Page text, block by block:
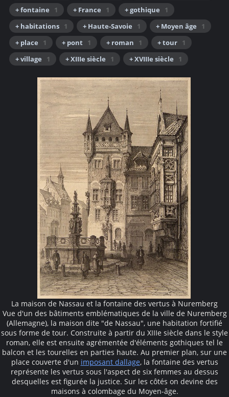
+ fontaine
1 + France 1 + gothique
1
+ habitations 1 + Haute-Savoie 1 + Moyen âge
1
+ place
1 + pont 1 + roman 1 + tour 1
+ village
1 + XIIIe siècle 1 + XVIIIe siècle 1
La maison de Nassau et la fontaine des vertus à Nuremberg
Vue d'un des bâtiments emblématiques de la ville de Nuremberg
(Allemagne), la maison dite "de Nassau", une habitation fortifié
sous forme de tour. Construite à partir du XIIIe siècle dans le style
roman, elle est ensuite agrémentée d'éléments gothiques tel le
balcon et les tourelles en parties haute. Au premier plan, sur une
place couverte d'un imposant dallage, la fontaine des vertus
représente les vertus sous l'aspect de six femmes au dessus
desquelles est figurée la justice. Sur les côtés on devine des
maisons à colombage du Moyen-âge.